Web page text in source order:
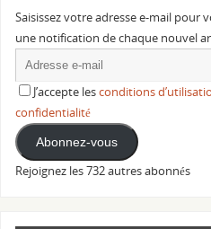
Saisissez votre adresse e-mail pour
une notification de chaque nouvel
J’accepte lesconditions
confidentialité
Abonnez-vous
Rejoignez les 732 autres abonnés